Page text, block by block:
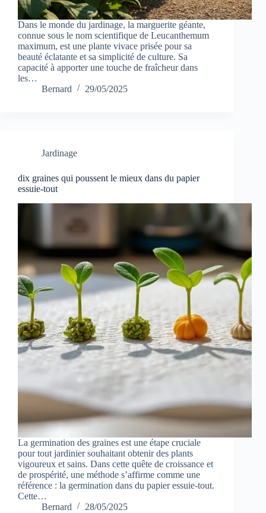
Dans le monde du jardinage, la marguerite géante,
connue sous le nom scientifique de Leucanthemum
maximum, est une plante vivace prisée pour sa
beauté éclatante et sa simplicité de culture. Sa
capacité à apporter une touche de fraîcheur dans
les…
Bernard
29/05/2025
Jardinage
dix graines qui poussent le mieux dans du papier
essuie-tout
La germination des graines est une étape cruciale
pour tout jardinier souhaitant obtenir des plants
vigoureux et sains. Dans cette quête de croissance et
de prospérité, une méthode s’affirme comme une
référence : la germination dans du papier essuie-tout.
Cette…
Bernard
28/05/2025